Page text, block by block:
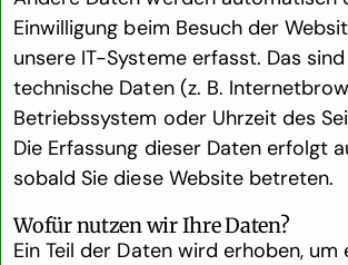
Einwilligung beim Besuch der
unsere IT-Systeme erfasst. Das
technische Daten (z. B.
Betriebssystem oder Uhrzeit des
Die Erfassung dieser Daten erfolgt
sobald Sie diese Website betreten.
Wofür nutzen wir Ihre Daten?
Ein Teil der Daten wird erhoben, um